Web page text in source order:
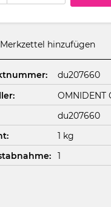
hinzufügen
du207660
OMNIDENT
du207660
1 kg
1